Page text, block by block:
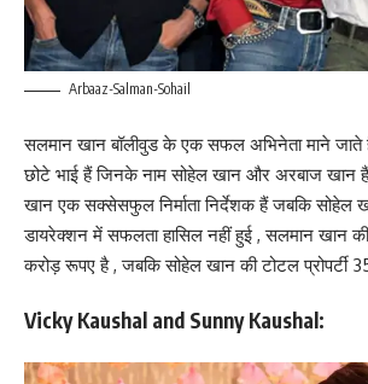
Arbaaz-Salman-Sohail
सलमान खान बॉलीवुड के एक सफल अभिनेता माने
छोटे भाई हैं जिनके नाम सोहेल खान और अरबाज खान
खान एक सक्सेसफुल निर्माता निर्देशक हैं जबकि सोहेल
डायरेक्शन में सफलता हासिल नहीं हुई , सलमान खान
करोड़ रूपए है , जबकि सोहेल खान की टोटल प्रोपर्टी
Vicky Kaushal and Sunny Kaushal: